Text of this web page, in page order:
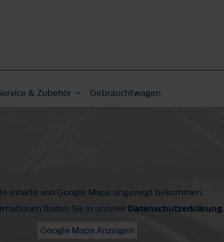
& Zubehör Gebrauchtwagen
Inhalte von Google Maps angezeigt bekommen.
finden Sie in unserer Datenschutzerklärung.
Google Maps Anzeigen